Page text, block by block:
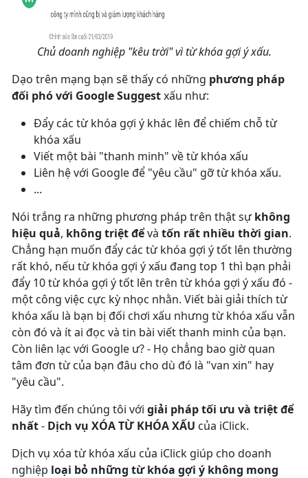
Chủ doanh nghiệp "kêu trời" vì từ khóa gợi ý xấu.
Dạo trên mạng bạn sẽ thấy có những phương pháp
đối phó với Google Suggestxấu như:
Đẩy các từ khóa gợi ý khác lên để chiếm chỗ từ
khóa xấu
Viết một bài "thanh minh" về từ khóa xấu
Liên hệ với Google để "yêu cầu" gỡ từ khóa xấu.
...
Nói trắng ra những phương pháp trên thật sựkhông
hiệu quả, không triệt đểvà tốn rất nhiều thời gian.
Chẳng hạn muốn đẩy các từ khóa gợi ý tốt lên thường
rất khó, nếu từ khóa gợi ý xấu đang top 1 thì bạn phải
đẩy 10 từ khóa gợi ý tốt lên trên từ khóa gợi ý xấu đó -
một công việc cực kỳ nhọc nhằn. Viết bài giải thích từ
khóa xấu là bạn bị đối chơi xấu nhưng từ khóa xấu vẫn
còn đó và ít ai đọc và tin bài viết thanh minh của bạn.
Còn liên lạc với Google ư? - Họ chẳng bao giờ quan
tâm đơn từ của bạn đâu cho dù đó là "van xin" hay
"yêu cầu".
Hãy tìm đến chúng tôi với giải pháp tối ưu và triệt để
nhất- Dịch vụ XÓA TỪ KHÓA XẤU của iClick.
Dịch vụ xóa từ khóa xấu của iClick giúp cho doanh
nghiệp loại bỏ những từ khóa gợi ý không mong